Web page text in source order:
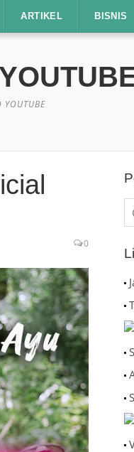
ARTIKEL BISNIS
YOUTUBE
0